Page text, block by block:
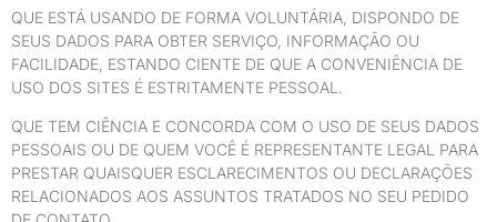
QUE ESTÁ USANDO DE FORMA VOLUNTÁRIA, DISPONDO DE
SEUS DADOS PARA OBTER SERVIÇO, INFORMAÇÃO OU
FACILIDADE, ESTANDO CIENTE DE QUE A CONVENIÊNCIA DE
USO DOS SITES É ESTRITAMENTE PESSOAL.
QUE TEM CIÊNCIA E CONCORDA COM O USO DE SEUS DADOS
PESSOAIS OU DE QUEM VOCÊ É REPRESENTANTE LEGAL PARA
PRESTAR QUAISQUER ESCLARECIMENTOS OU DECLARAÇÕES
RELACIONADOS AOS ASSUNTOS TRATADOS NO SEU PEDIDO